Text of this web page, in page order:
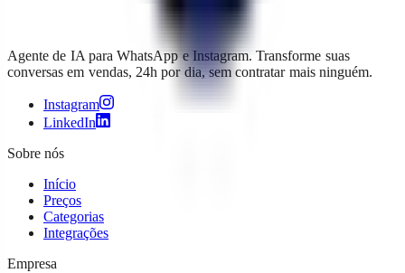
Agente de IA para WhatsApp e Instagram. Transforme suas
conversas em vendas, 24h por dia, sem contratar mais ninguém.
Instagram
LinkedIn
Sobre nós
Início
Preços
Categorias
Integrações
Empresa